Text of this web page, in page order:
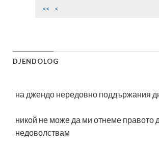
<< <
DJENDOLOG
на джендо нередовно поддържания
никой не може да ми отнеме правото
недоволствам